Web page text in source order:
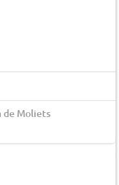
de Moliets